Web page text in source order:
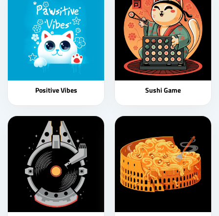
Positive Vibes Sushi Game